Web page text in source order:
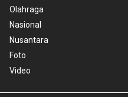
Olahraga
Nasional
Nusantara
Foto
Video